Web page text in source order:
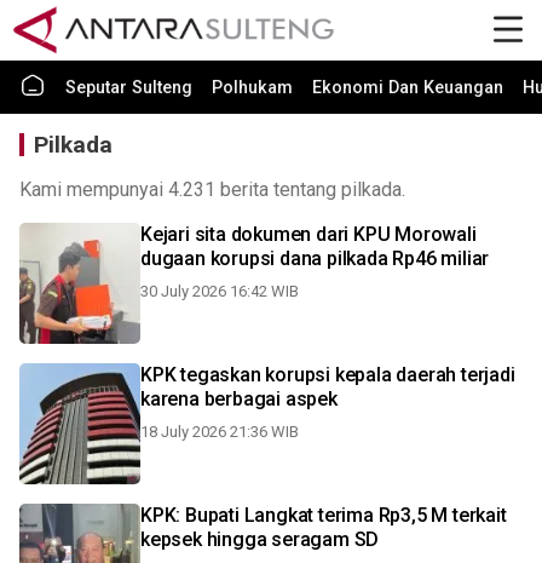
Seputar Sulteng Polhukam Ekonomi Dan Keuangan
Pilkada
Kami mempunyai 4.231 berita tentang pilkada.
Kejari sita dokumen dari KPU Morowali
dugaan korupsi dana pilkada Rp46 miliar
30 July 2026 16:42 WIB
KPK tegaskan korupsi kepala daerah terjadi
karena berbagai aspek
18 July 2026 21:36 WIB
KPK: Bupati Langkat terima Rp3,5 M terkait
kepsek hingga seragam SD